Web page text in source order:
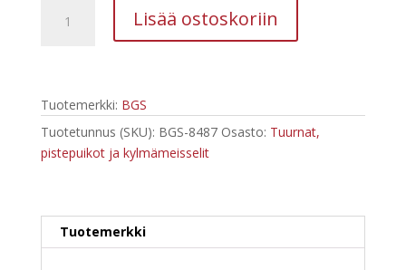
Koukkusarja
määrä
Lisää ostoskoriin
Tuotemerkki: BGS
Tuotetunnus (SKU): BGS-8487 Osasto: Tuurnat,
pistepuikot ja kylmämeisselit
Tuotemerkki